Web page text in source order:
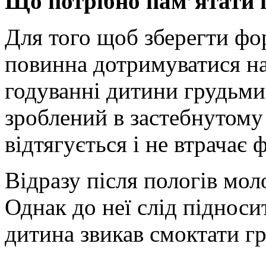
Для того щоб зберегти
повинна дотримуватися
годуванні дитини
зроблений в
відтягується і не втрачає
Відразу після пологів
Однак до неї слід
дитина звикав смоктати